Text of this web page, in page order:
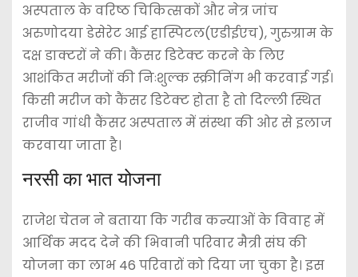
अस्पताल के वरिष्ठ चिकित्सकों और नेत्र जांच
अरुणोदया डेसेरेट आई हास्पिटल(एडीईएच), गुरुग्राम के
दक्ष डाक्टरों ने की। कैंसर डिटेक्ट करने के लिए
आशंकित मरीजों की निःशुल्क स्क्रीनिंग भी करवाई गई।
किसी मरीज को कैंसर डिटेक्ट होता है तो दिल्ली स्थित
राजीव गांधी कैंसर अस्पताल में संस्था की ओर से इलाज
करवाया जाता है।
नरसी का भात योजना
राजेश चेतन ने बताया कि गरीब कन्याओं के विवाह में
आर्थिक मदद देने की भिवानी परिवार मैत्री संघ की
योजना का लाभ 46 परिवारों को दिया जा चुका है। इस